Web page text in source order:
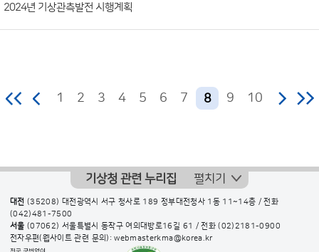
2024년 기상관측발전 시행계획
1 2 3 4 5 6 7 8 9 10
기상청 관련 누리집 펼치기
대전 (35208) 대전광역시 서구 청사로 189 정부대전청사 1동 11~14층 / 전화
(042)481-7500
서울 (07062) 서울특별시 동작구 여의대방로16길 61 / 전화(02)2181-0900
전자우편(웹사이트 관련 문의): webmasterkma@korea.kr